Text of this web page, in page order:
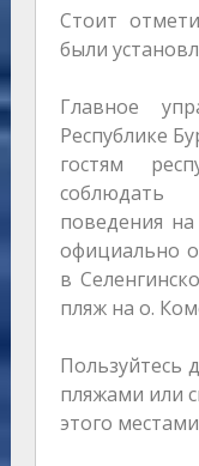
Стоит
были
Главное
Республике
гостям
поведения
официально
в
пляж на о.
Пользуйтесь
пляжами или
этого